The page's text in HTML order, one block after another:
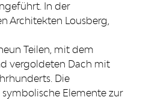
In der
Architekten Lousberg,
Teilen, mit dem
vergoldeten Dach mit
Die
Elemente zur